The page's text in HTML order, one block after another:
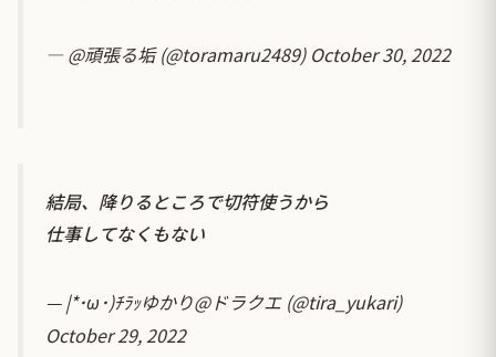
— @頑張る垢 (@toramaru2489) October 30, 2022
結局、降りるところで切符使うから
仕事してなくもない
— |*･ω･)ﾁﾗｯゆかり@ドラクエ (@tira_yukari)
October 29, 2022